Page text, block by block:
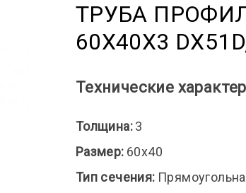
ТРУБА
60X40X3
Технические
Толщина:3
Размер: 60x40
Тип сечения: